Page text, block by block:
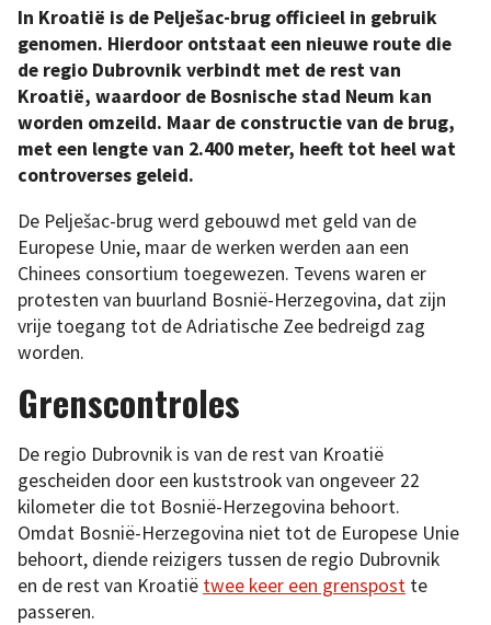
In Kroatië is de Pelješac-brug officieel in gebruik
genomen. Hierdoor ontstaat een nieuwe route die
de regio Dubrovnik verbindt met de rest van
Kroatië, waardoor de Bosnische stad Neum kan
worden omzeild. Maar de constructie van de brug,
met een lengte van 2.400 meter, heeft tot heel wat
controverses geleid.
De Pelješac-brug werd gebouwd met geld van de
Europese Unie, maar de werken werden aan een
Chinees consortium toegewezen. Tevens waren er
protesten van buurland Bosnië-Herzegovina, dat zijn
vrije toegang tot de Adriatische Zee bedreigd zag
worden.
Grenscontroles
De regio Dubrovnik is van de rest van Kroatië
gescheiden door een kuststrook van ongeveer 22
kilometer die tot Bosnië-Herzegovina behoort.
Omdat Bosnië-Herzegovina niet tot de Europese Unie
behoort, diende reizigers tussen de regio Dubrovnik
en de rest van Kroatië twee keer een grenspost te
passeren.